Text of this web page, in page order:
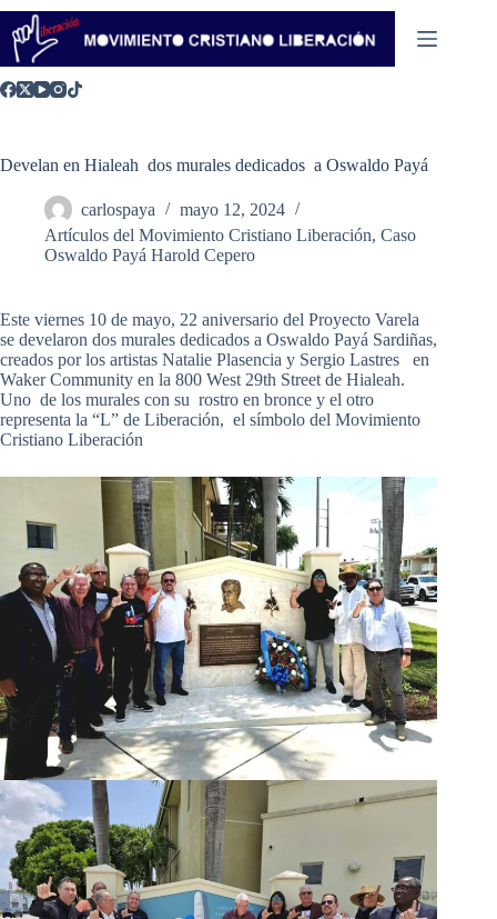
Saltar
contenido
Develan en Hialeah dos murales dedicados a Oswaldo Payá
carlospaya
mayo 12, 2024
Artículos del Movimiento Cristiano Liberación, Caso
Oswaldo Payá Harold Cepero
Este viernes 10 de mayo, 22 aniversario del Proyecto Varela
se develaron dos murales dedicados a Oswaldo Payá Sardiñas,
creados por los artistas Natalie Plasencia y Sergio Lastres en
Waker Community en la 800 West 29th Street de Hialeah.
Uno de los murales con su rostro en bronce y el otro
representa la “L” de Liberación, el símbolo del Movimiento
Cristiano Liberación